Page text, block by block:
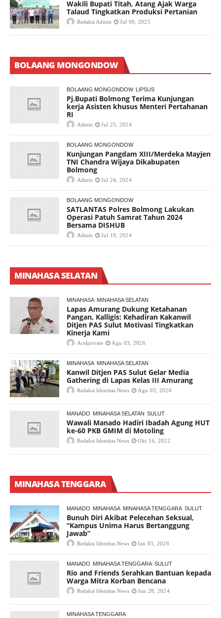
Wakili Bupati Titah, Atang Ajak Warga
Talaud Tingkatkan Produksi Pertanian
Redaksi Admin Jul 09, 2025
BOLAANG MONGONDOW
BOLAANG MONGONDOW LIPSUS
Pj.Bupati Bolmong Terima Kunjungan
kerja Asisten khusus Menteri Pertahanan
RI
Admin Jul 25, 2024
BOLAANG MONGONDOW
Kunjungan Pangdam XIII/Merdeka Mayjen
TNI Chandra Wijaya Dikabupaten
Bolmong
Admin Jul 24, 2024
BOLAANG MONGONDOW
SATLANTAS Polres Bolmong Lakukan
Operasi Patuh Samrat Tahun 2024
Bersama DISHUB
Admin Jul 19, 2024
MINAHASA SELATAN
MINAHASA MINAHASA SELATAN
Lapas Amurang Dukung Ketahanan
Pangan, Kalligis: Kehadiran Kakanwil
Ditjen PAS Sulut Motivasi Tingkatkan
Kinerja Kami
Acelprivate Agu 03, 2026
MINAHASA MINAHASA SELATAN
Kanwil Ditjen PAS Sulut Gelar Media
Gathering di Lapas Kelas III Amurang
Redaksi Identitas News Agu 03, 2026
MANADO MINAHASA SELATAN SULUT
Wawali Manado Hadiri Ibadah Agung HUT
ke-60 PKB GMIM di Motoling
Redaksi Identitas News Okt 14, 2022
MINAHASA TENGGARA
MANADO MINAHASA MINAHASA TENGGARA SULUT
Bunuh Diri Akibat Pelecehan Seksual,
“Kampus Unima Harus Bertanggung
Jawab”
Redaksi Identitas News Jan 03, 2026
MANADO MINAHASA TENGGARA SULUT
Rio and Friends Serahkan Bantuan kepada
Warga Mitra Korban Bencana
Redaksi Identitas News Jun 28, 2024
MINAHASA TENGGARA